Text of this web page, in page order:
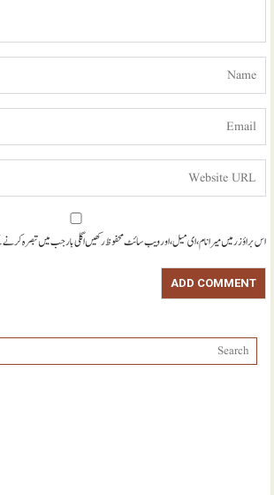
اس براؤزر میں میرا نام، ای میل، اور ویب سائٹ محفوظ رکھیں اگلی بار جب میں تبصرہ